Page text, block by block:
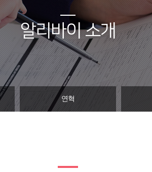
알리바이 소개
연혁